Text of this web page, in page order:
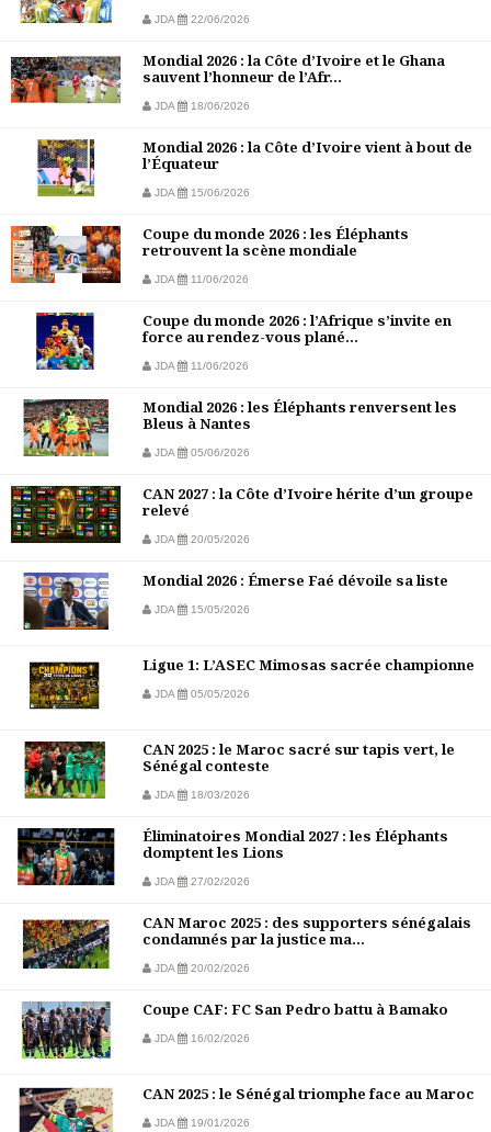
JDA 22/06/2026
Mondial 2026 : la Côte d’Ivoire et le Ghana
sauvent l’honneur de l’Afr...
JDA 18/06/2026
Mondial 2026 : la Côte d’Ivoire vient à bout de
l’Équateur
JDA 15/06/2026
Coupe du monde 2026 : les Éléphants
retrouvent la scène mondiale
JDA 11/06/2026
Coupe du monde 2026 : l’Afrique s’invite en
force au rendez-vous plané...
JDA 11/06/2026
Mondial 2026 : les Éléphants renversent les
Bleus à Nantes
JDA 05/06/2026
CAN 2027 : la Côte d’Ivoire hérite d’un groupe
relevé
JDA 20/05/2026
Mondial 2026 : Émerse Faé dévoile sa liste
JDA 15/05/2026
Ligue 1: L’ASEC Mimosas sacrée championne
JDA 05/05/2026
CAN 2025 : le Maroc sacré sur tapis vert, le
Sénégal conteste
JDA 18/03/2026
Éliminatoires Mondial 2027 : les Éléphants
domptent les Lions
JDA 27/02/2026
CAN Maroc 2025 : des supporters sénégalais
condamnés par la justice ma...
JDA 20/02/2026
Coupe CAF: FC San Pedro battu à Bamako
JDA 16/02/2026
CAN 2025 : le Sénégal triomphe face au Maroc
JDA 19/01/2026